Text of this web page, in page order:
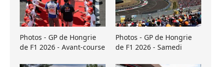
Photos - GP de Hongrie
de F1 2026 - Avant-course
Photos - GP de Hongrie
de F1 2026 - Samedi